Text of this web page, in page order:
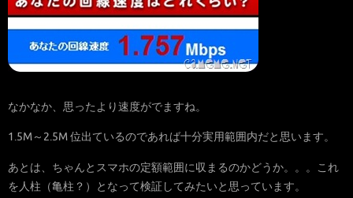
なかなか、思ったより速度がでますね。
1.5M～2.5M 位出ているのであれば十分実用範囲内だと思います。
あとは、ちゃんとスマホの定額範囲に収まるのかどうか。。。これ
を人柱（亀柱？）となって検証してみたいと思っています。